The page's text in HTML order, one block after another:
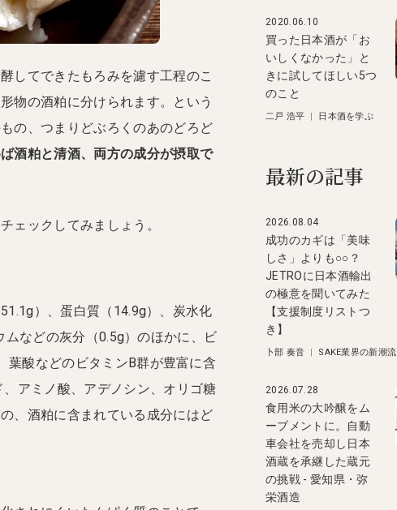
してできたもろみを濾す工程のこ
物の酒粕に分けられます。という
の、つまりどぶろくのあのどろど
酒粕と清酒、両方の成分が摂取で
ェックしてみましょう。
）、蛋白質（14.9g）、炭水化
などの灰分（0.5g）のほかに、ビ
葉酸などのビタミンB群が豊富に含
アミノ酸、アデノシン、オリゴ糖
、酒粕に含まれている成分にはど
2020.06.10
買った日本酒が「お
いしくなかった」と
きに試してほしい5つ
のこと
二戸 浩平 | 日本酒を学ぶ
最新の記事
2026.08.04
成功のカギは「美味
しさ」よりも○○？
JETROに日本酒輸出
の極意を聞いてみた
【支援制度リストつ
き】
卜部 奏音 | SAKE業界の新潮流
2026.07.28
食用米の大吟醸をム
ーブメントに。自動
車会社を売却し日本
酒蔵を承継した蔵元
の挑戦 - 愛知県・弥
栄酒造